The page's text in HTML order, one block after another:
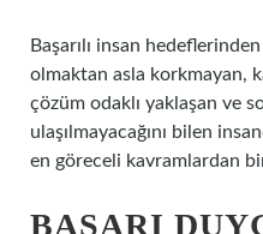
Başarılı insan
olmaktan asla korkmayan,
çözüm odaklı yaklaşan ve
ulaşılmayacağını bilen
en göreceli kavramlardan
BAŞARI